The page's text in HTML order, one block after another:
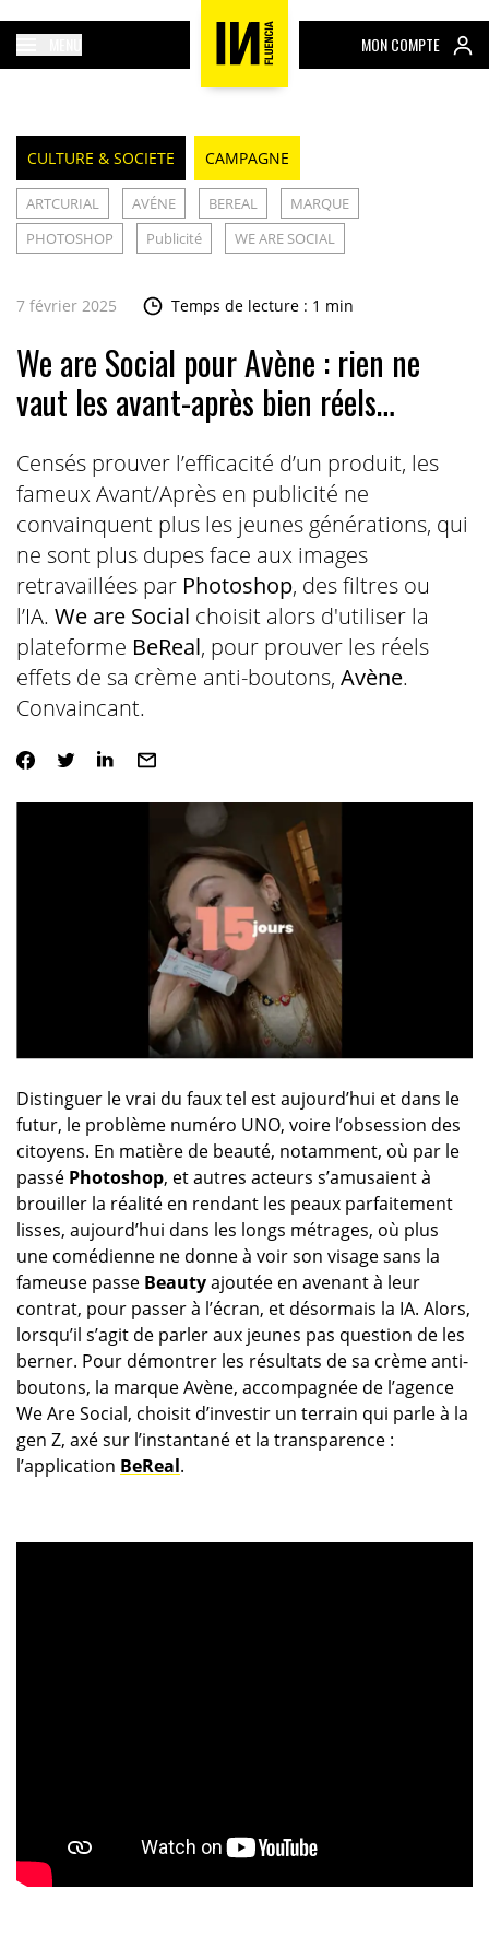
MON COMPTE
CULTURE & SOCIETE CAMPAGNE
ARTCURIAL AVÉNE BEREAL
MARQUE
PHOTOSHOP
Publicité WE ARE SOCIAL
7 février 2025 Temps de lecture : 1 min
We are Social pour Avène : rien ne
vaut les avant-après bien réels…
Censés prouver l’efficacité d’un produit, les
fameux Avant/Après en publicité ne
convainquent plus les jeunes générations, qui
ne sont plus dupes face aux images
retravaillées par Photoshop, des filtres ou
l’IA. We are Social choisit alors d'utiliser la
plateforme BeReal, pour prouver les réels
effets de sa crème anti-boutons, Avène.
Convaincant.
Distinguer le vrai du faux tel est aujourd’hui et dans le
futur, le problème numéro UNO, voire l’obsession des
citoyens. En matière de beauté, notamment, où par le
passé Photoshop, et autres acteurs s’amusaient à
brouiller la réalité en rendant les peaux parfaitement
lisses, aujourd’hui dans les longs métrages, où plus
une comédienne ne donne à voir son visage sans la
fameuse passe Beautyajoutée en avenant à leur
contrat, pour passer à l’écran, et désormais la IA. Alors,
lorsqu’il s’agit de parler aux jeunes pas question de les
berner. Pour démontrer les résultats de sa crème anti-
boutons, la marque Avène, accompagnée de l’agence
We Are Social, choisit d’investir un terrain qui parle à la
gen Z, axé sur l’instantané et la transparence :
l’application BeReal.